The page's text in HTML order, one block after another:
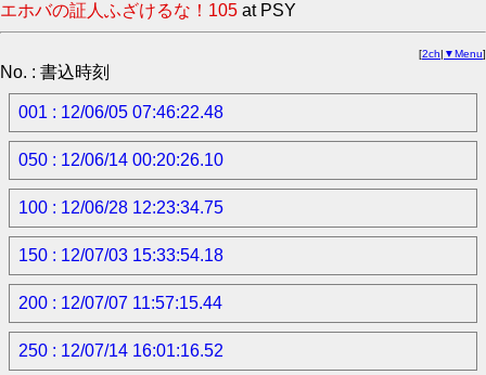
エホバの証人ふざけるな！105 at PSY
[2ch| ▼Menu]
No. : 書込時刻
001 : 12/06/05 07:46:22.48
050 : 12/06/14 00:20:26.10
100 : 12/06/28 12:23:34.75
150 : 12/07/03 15:33:54.18
200 : 12/07/07 11:57:15.44
250 : 12/07/14 16:01:16.52